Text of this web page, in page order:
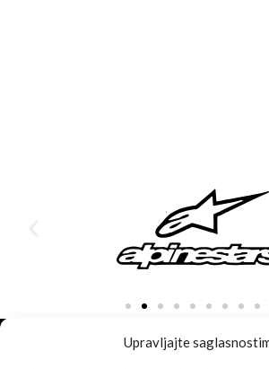
Upravljajte